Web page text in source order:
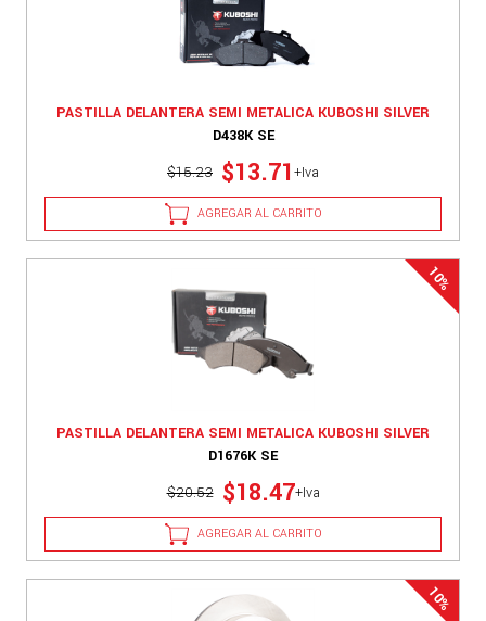
PASTILLA DELANTERA SEMI METALICA KUBOSHI SILVER
D438K SE
$15.23 $13.71 +Iva
AGREGAR AL CARRITO
PASTILLA DELANTERA SEMI METALICA KUBOSHI SILVER
D1676K SE
$20.52 $18.47+Iva
AGREGAR AL CARRITO